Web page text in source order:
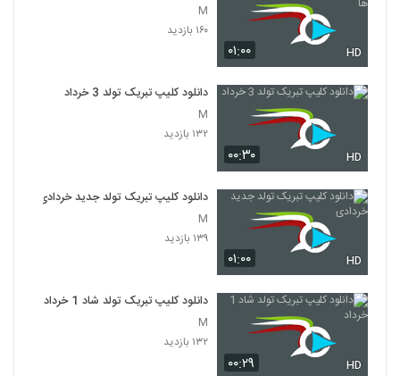
۰۱:۰۰ HD
M
۱۶۰ بازدید
۰۰:۳۰ HD
دانلود کلیپ تبریک تولد 3 خرداد
M
۱۳۲ بازدید
۰۱:۰۰ HD
دانلود کلیپ تبریک تولد جدید خردادی
M
۱۳۹ بازدید
۰۰:۲۹ HD
دانلود کلیپ تبریک تولد شاد 1 خرداد
M
۱۳۲ بازدید